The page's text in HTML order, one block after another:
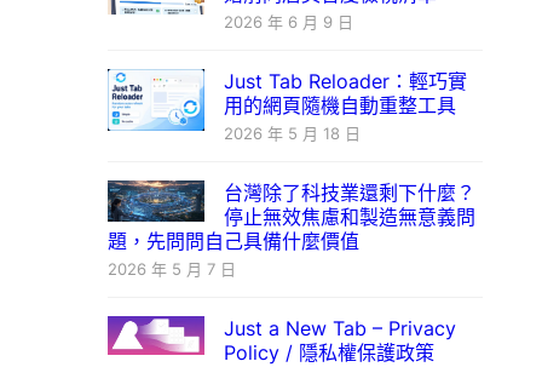
2026 年 6 月 9 日
Just Tab Reloader：輕巧實
用的網頁隨機自動重整工具
2026 年 5 月 18 日
台灣除了科技業還剩下什麼？
停止無效焦慮和製造無意義問
題，先問問自己具備什麼價值
2026 年 5 月 7 日
Just a New Tab – Privacy
Policy / 隱私權保護政策